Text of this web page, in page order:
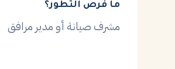
ما فرص التطور؟
مشرف صيانة أو مدير مرافق